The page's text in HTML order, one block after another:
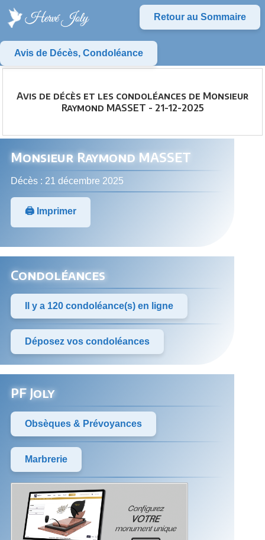
Retour au Sommaire
Avis de Décès, Condoléance
Avis de décès et les condoléances de Monsieur
Raymond MASSET - 21-12-2025
Monsieur Raymond MASSET
Décès : 21 décembre 2025
🖨️ Imprimer
Condoléances
Il y a 120 condoléance(s) en ligne
Déposez vos condoléances
PF Joly
Obsèques & Prévoyances
Marbrerie